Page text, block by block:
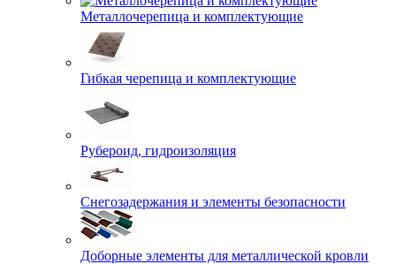
Металлочерепица и комплектующие
Гибкая черепица и комплектующие
Рубероид, гидроизоляция
Снегозадержания и элементы безопасности
Доборные элементы для металлической кровли